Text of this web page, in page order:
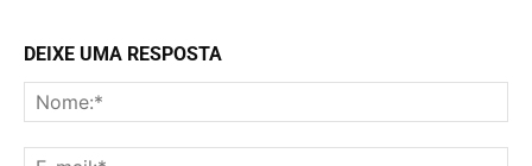
DEIXE UMA RESPOSTA